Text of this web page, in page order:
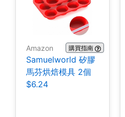
Amazon 購買指南
Samuelworld 矽膠
馬芬烘焙模具 2個
$6.24